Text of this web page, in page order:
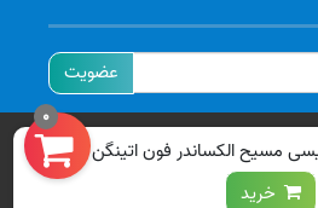
ایمیل
سایت ما محفوظ است.
0
مسیح الکساندر فون اتینگن
خرید